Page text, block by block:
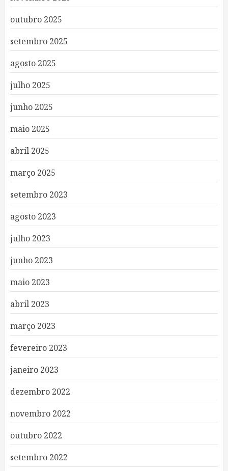
outubro 2025
setembro 2025
agosto 2025
julho 2025
junho 2025
maio 2025
abril 2025
março 2025
setembro 2023
agosto 2023
julho 2023
junho 2023
maio 2023
abril 2023
março 2023
fevereiro 2023
janeiro 2023
dezembro 2022
novembro 2022
outubro 2022
setembro 2022